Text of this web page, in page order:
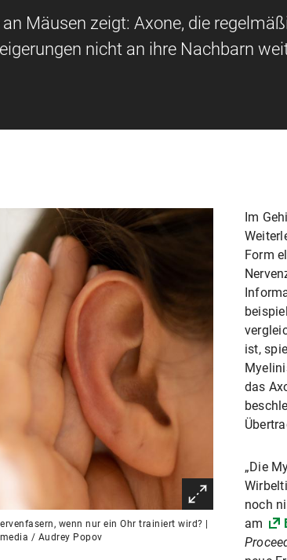
an Mäusen zeigt: Axone, die
nicht an ihre Nachbarn
wenn nur ein Ohr trainiert wird? |
/ Audrey Popov
Im
Form
ist,
das
„Die
noch
am